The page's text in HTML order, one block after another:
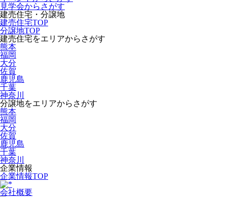
見学会からさがす
建売住宅・分譲地
建売住宅TOP
分譲地TOP
建売住宅をエリアからさがす
熊本
福岡
大分
佐賀
鹿児島
千葉
神奈川
分譲地をエリアからさがす
熊本
福岡
大分
佐賀
鹿児島
千葉
神奈川
企業情報
企業情報TOP
会社概要